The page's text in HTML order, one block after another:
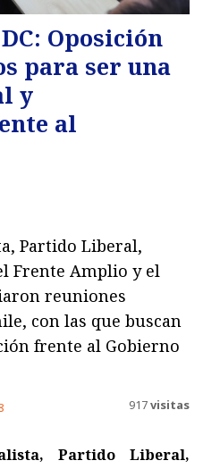
Oposición
para ser una
y
al
Partido Liberal,
Frente Amplio y el
reuniones
con las que buscan
frente al Gobierno
917visitas
Partido Liberal,